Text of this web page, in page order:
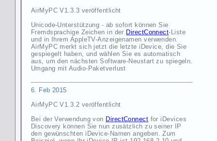
AirMyPC V1.3.3 veröffentlicht
Unicode-Unterstützung - ab sofort können Sie
Fremdsprachige Zeichen in der DirectConnect-Liste
und in Ihrem AppleTV-Anzeigenamen verwenden.
AirMyPC merkt sich jetzt die letzte iDevice, die Sie
gespiegelt haben, und wählen Sie es automatisch
aus, um den nächsten Software-Neustart zu spiegeln.
Umgang mit Audio-Paketverlust
6. Feb 2015
AirMyPC V1.3.2 veröffentlicht
Bei der Verwendung von DirectConnect for iDevices
Discovery können Sie nun zusätzlich zu seiner IP
den gewünschten iDevice-Namen angeben. Zum